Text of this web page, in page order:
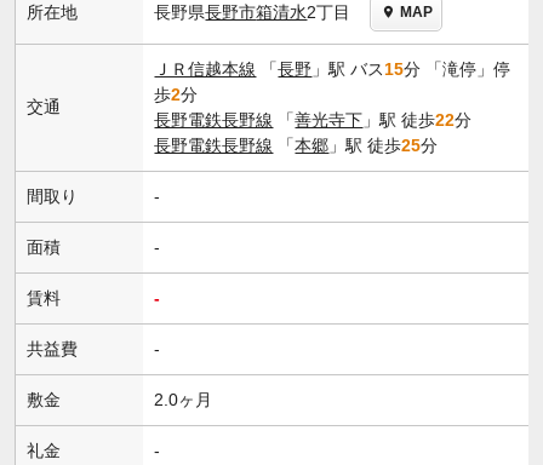
所在地 長野県長野市箱清水2丁目 MAP
交通
ＪＲ信越本線 「長野 」駅 バス15分 「滝停」停
歩2分
長野電鉄長野線 「善光寺下 」駅 徒歩22分
長野電鉄長野線 「本郷 」駅 徒歩25分
間取り -
面積 -
賃料 -
共益費 -
敷金 2.0ヶ月
礼金 -